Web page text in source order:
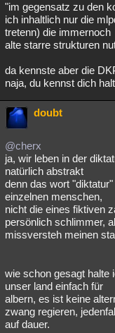
"im gegensatz zu den
ich inhaltlich nur die
tretenn) die immernoch
alte starre strukturen
da kennste aber die
naja, du kennst dich
doubt
@cherx
ja, wir leben in der
natürlich abstrakt
denn das wort
einzelnen menschen,
nicht die eines fiktiven
persönlich schlimmer,
missversteh meinen
wie schon gesagt halte
unser land einfach für
albern, es ist keine
zwang regieren,
auf dauer.